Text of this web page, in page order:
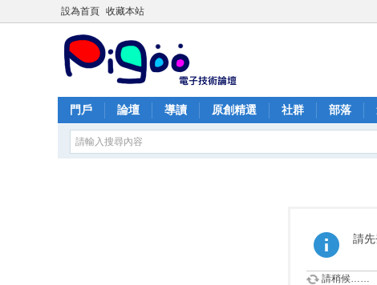
設為首頁 收藏本站
門戶 論壇 導讀 原創精選 社群 部落
請
請稍候……